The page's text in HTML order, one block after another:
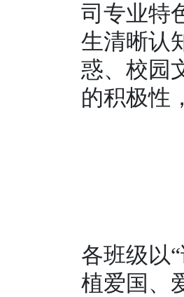
司专业特
生清晰认
惑、校园
的积极性
各班级以
植爱国、